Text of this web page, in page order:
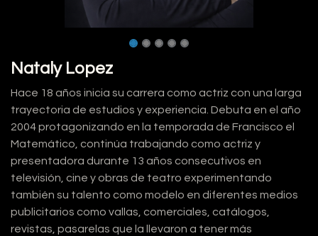
Nataly Lopez
Hace 18 años inicia su carrera como actriz con una larga
trayectoria de estudios y experiencia. Debuta en el año
2004 protagonizando en la temporada de Francisco el
Matemático, continúa trabajando como actriz y
presentadora durante 13 años consecutivos en
televisión, cine y obras de teatro experimentando
también su talento como modelo en diferentes medios
publicitarios como vallas, comerciales, catálogos,
revistas, pasarelas que la llevaron a tener más